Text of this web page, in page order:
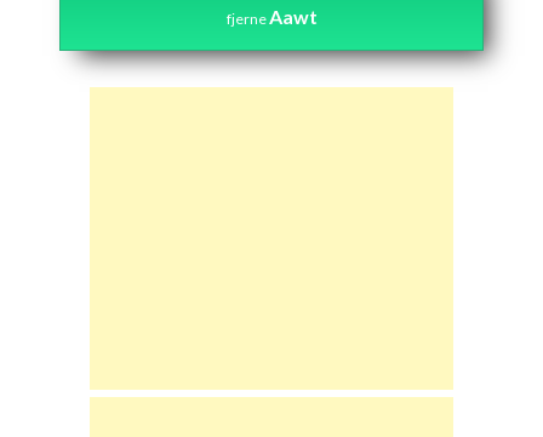
fjerneAawt